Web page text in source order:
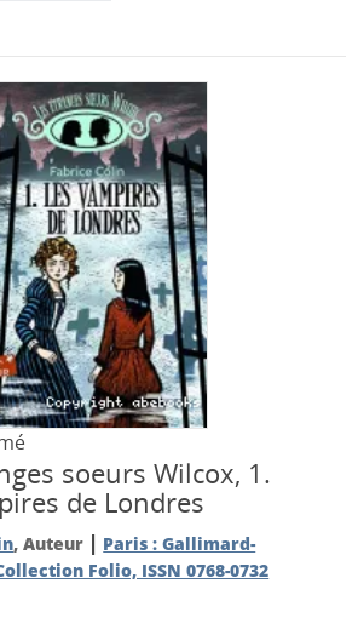
soeurs Wilcox, 1.
de Londres
, Auteur | Paris : Gallimard-
Folio, ISSN 0768-0732